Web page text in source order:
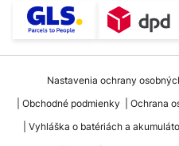
Nastavenia ochrany
Obchodné podmienky
Ochrana
Vyhláška o batériách a